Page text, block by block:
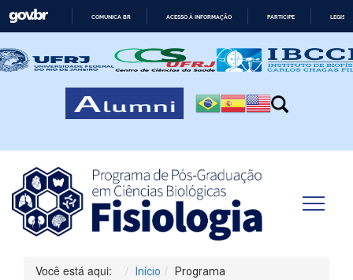
PARA
O
CONTEÚDO
COMUNICA BR ACESSO À INFORMAÇÃO PARTICIPE
Você está aqui: Início
Programa